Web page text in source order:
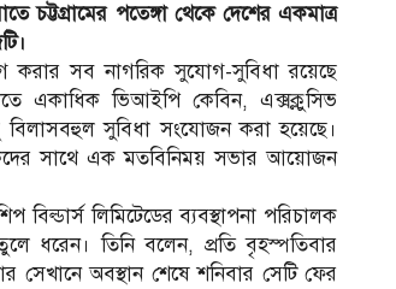
পতেঙ্গা থেকে দেশের একমাত্র
করার সব নাগরিক সুযোগ-সুবিধা রয়েছে
একাধিক ভিআইপি কেবিন, এক্সক্লুসিভ
বিলাসবহুল সুবিধা সংযোজন করা হয়েছে।
সাথে এক মতবিনিময় সভার আয়োজন
বিল্ডার্স লিমিটেডের ব্যবস্থাপনা পরিচালক
ধরেন। তিনি বলেন, প্রতি বৃহস্পতিবার
সেখানে অবস্থান শেষে শনিবার সেটি ফের